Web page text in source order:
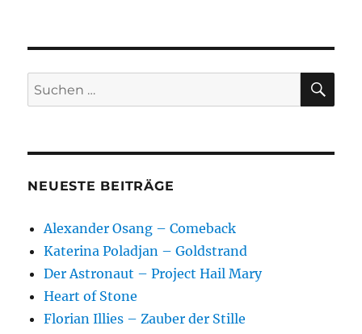
Suchen
nach:
NEUESTE BEITRÄGE
Alexander Osang – Comeback
Katerina Poladjan – Goldstrand
Der Astronaut – Project Hail Mary
Heart of Stone
Florian Illies – Zauber der Stille